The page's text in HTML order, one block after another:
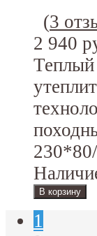
(3
2 940
Теплый
1